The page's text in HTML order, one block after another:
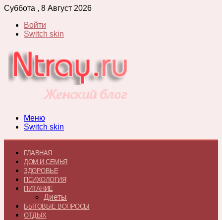
Суббота , 8 Август 2026
Войти
Switch skin
Меню
Switch skin
ГЛАВНАЯ
ДОМ И СЕМЬЯ
ЗДОРОВЬЕ
ПСИХОЛОГИЯ
ПИТАНИЕ
Диеты
БЫТОВЫЕ ВОПРОСЫ
ОТДЫХ